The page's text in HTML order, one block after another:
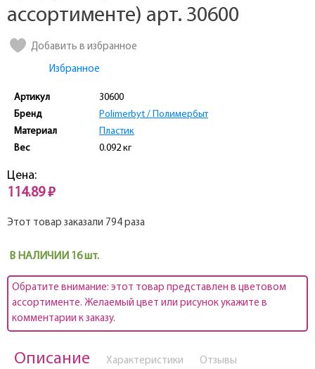
ассортименте) арт. 30600
Добавить в избранное
Избранное
Артикул
30600
Бренд
Polimerbyt / Полимербыт
Материал
Пластик
Вес
0.092 кг
Цена:
114.89 ₽
Этот товар заказали 794 раза
В НАЛИЧИИ 16 шт.
Обратите внимание: этот товар представлен в цветовом
ассортименте. Желаемый цвет или рисунок укажите в
комментарии к заказу.
Описание Характеристики Отзывы